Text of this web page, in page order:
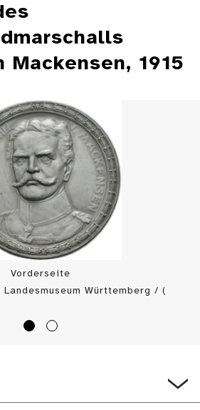
Mackensen, 1915
Vorderseite
Württemberg / (